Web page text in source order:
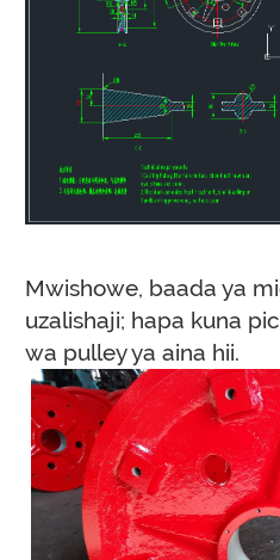
Mwishowe, baada ya
uzalishaji; hapa kuna
wa pulley ya aina hii.